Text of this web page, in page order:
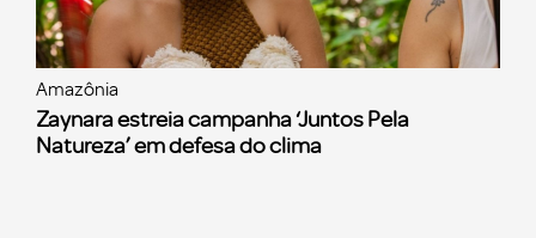
Amazônia
Zaynara estreia campanha ‘Juntos Pela
Natureza’ em defesa do clima